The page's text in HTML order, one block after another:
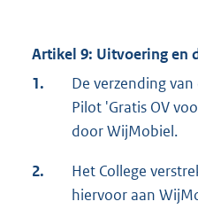
Artikel 9: Uitvoering en
1.
De verzending
Pilot 'Gratis OV
door WijMobiel.
2.
Het College
hiervoor aan